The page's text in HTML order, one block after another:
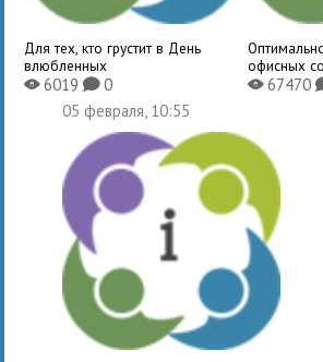
Для тех, кто грустит в День
влюбленных
X6019K0
офисных
X67470
05 февраля, 10:55